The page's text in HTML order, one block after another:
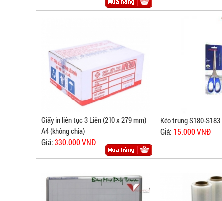
sỉ
dương,
văn
phòng
giá
sỉ
văn
giá
tphcm.
Chuyên
cấp
văn
Giấy in liên tục 3 Liên (210 x 279 mm)
A4 (không chia)
Giá:330.000 VNĐ
Kéo trung S180-S183
Giá: 15.000 VNĐ